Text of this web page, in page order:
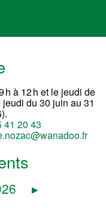
h à 12 h et le jeudi de
jeudi du 30 juin au 31
41 20 43
▸